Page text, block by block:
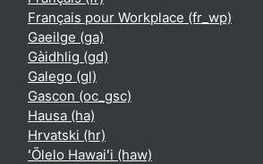
Français pour Workplace ‎(fr_wp)‎
Gaeilge ‎(ga)‎
Gàidhlig ‎(gd)‎
Galego ‎(gl)‎
Gascon ‎(oc_gsc)‎
Hausa ‎(ha)‎
Hrvatski ‎(hr)‎
ʻŌlelo Hawaiʻi ‎(haw)‎